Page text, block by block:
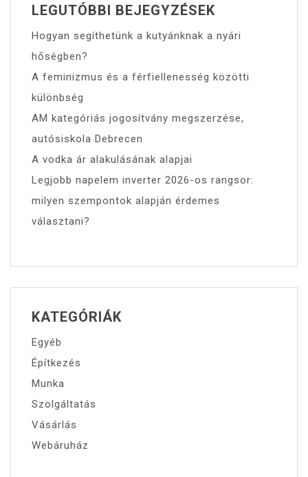
LEGUTÓBBI BEJEGYZÉSEK
Hogyan segíthetünk a kutyánknak a nyári
hőségben?
A feminizmus és a férfiellenesség közötti
különbség
AM kategóriás jogosítvány megszerzése,
autósiskola Debrecen
A vodka ár alakulásának alapjai
Legjobb napelem inverter 2026-os rangsor:
milyen szempontok alapján érdemes
választani?
KATEGÓRIÁK
Egyéb
Építkezés
Munka
Szolgáltatás
Vásárlás
Webáruház